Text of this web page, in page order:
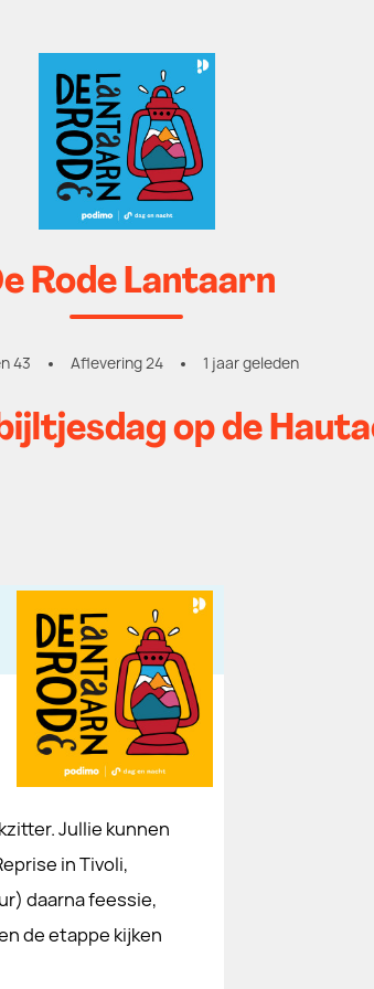
Rode Lantaarn
43 Aflevering 24 1 jaar geleden
op de
Jullie kunnen
in Tivoli,
daarna feessie,
de etappe kijken